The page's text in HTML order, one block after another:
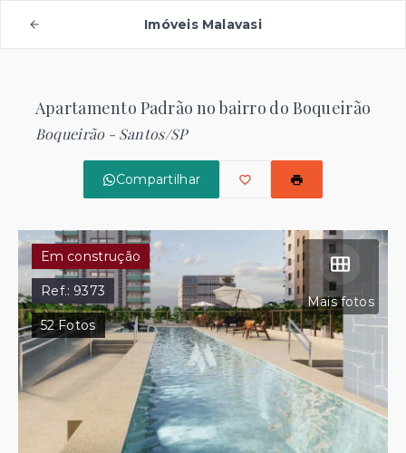
Imóveis Malavasi
Apartamento Padrão no bairro do Boqueirão
Boqueirão - Santos/SP
Compartilhar
Mais fotos
Em construção
Ref.: 9373
52Fotos